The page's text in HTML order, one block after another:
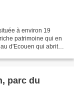
à environ 19
patrimoine qui en
d'Ecouen qui abrite
parc du